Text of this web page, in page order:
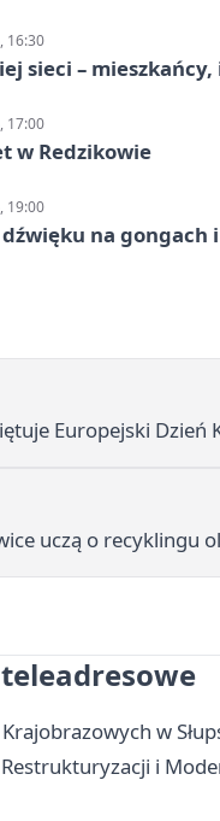
16:30
sieci –
17:00
w Redzikowie
19:00
na gongach i
Europejski
uczą o recyklingu
w
i